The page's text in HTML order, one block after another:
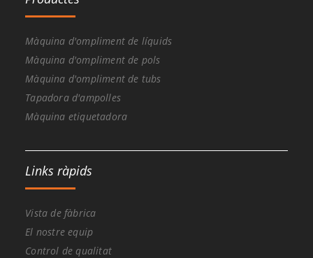
Màquina d'ompliment de líquids
Màquina d'ompliment de pols
Màquina d'ompliment de tubs
Tapadora d'ampolles
Màquina etiquetadora
Links ràpids
Vista de fàbrica
El nostre equip
Control de qualitat